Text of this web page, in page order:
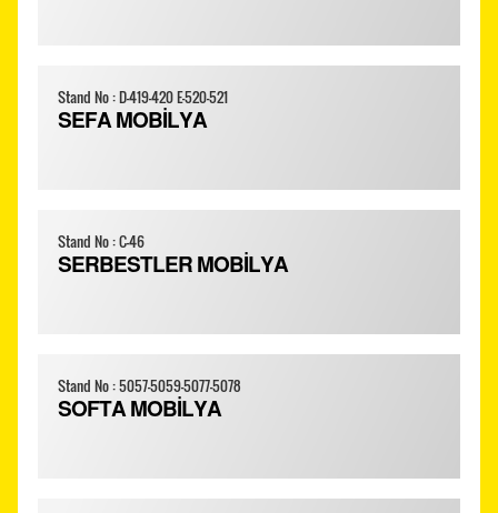
Stand No : D-419-420 E-520-521
SEFA MOBİLYA
Stand No : C-46
SERBESTLER MOBİLYA
Stand No : 5057-5059-5077-5078
SOFTA MOBİLYA